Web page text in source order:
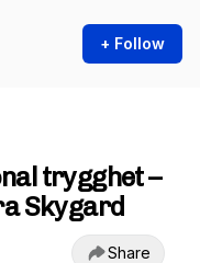
+ Follow
trygghet –
Skygard
Share